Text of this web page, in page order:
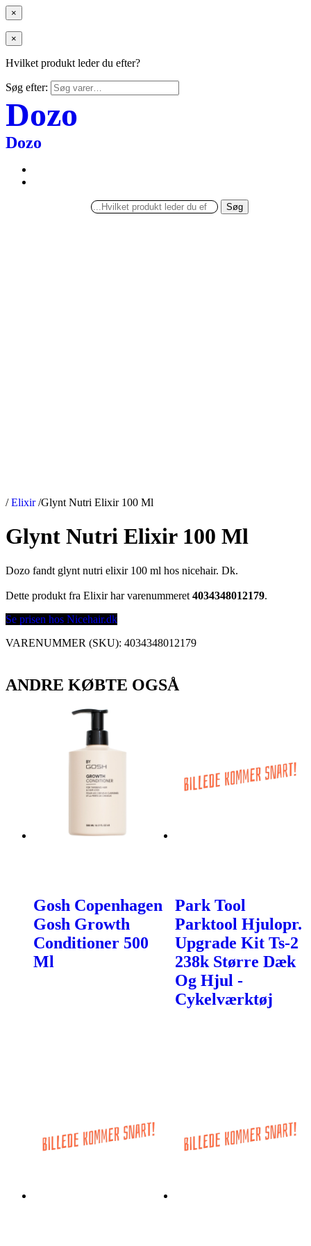
×
×
Hvilket produkt leder du efter?
Søg efter:
Dozo
Dozo
Søg
/ Elixir /Glynt Nutri Elixir 100 Ml
Glynt Nutri Elixir 100 Ml
Dozo fandt glynt nutri elixir 100 ml hos nicehair. Dk.
Dette produkt fra Elixir har varenummeret 4034348012179.
Se prisen hos Nicehair.dk
VARENUMMER (SKU): 4034348012179
ANDRE KØBTE OGSÅ
Gosh Copenhagen
Gosh Growth
Conditioner 500
Ml
Park Tool
Parktool Hjulopr.
Upgrade Kit Ts-2
238k Større Dæk
Og Hjul -
Cykelværktøj